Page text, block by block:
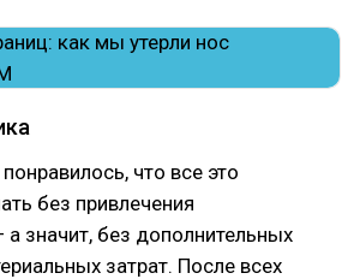
что все это
без привлечения
значит, без дополнительных
затрат. После всех